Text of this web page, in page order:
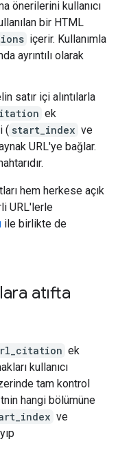
önerilerini kullanıcı
bir HTML
içerir. Kullanımla
ayrıntılı olarak
satır içi alıntılarla
ek
( start_index ve
URL'ye bağlar.
hem herkese açık
URL'lerle
ile birlikte de
atıfta
ek
kullanıcı
tam kontrol
hangi bölümüne
ve